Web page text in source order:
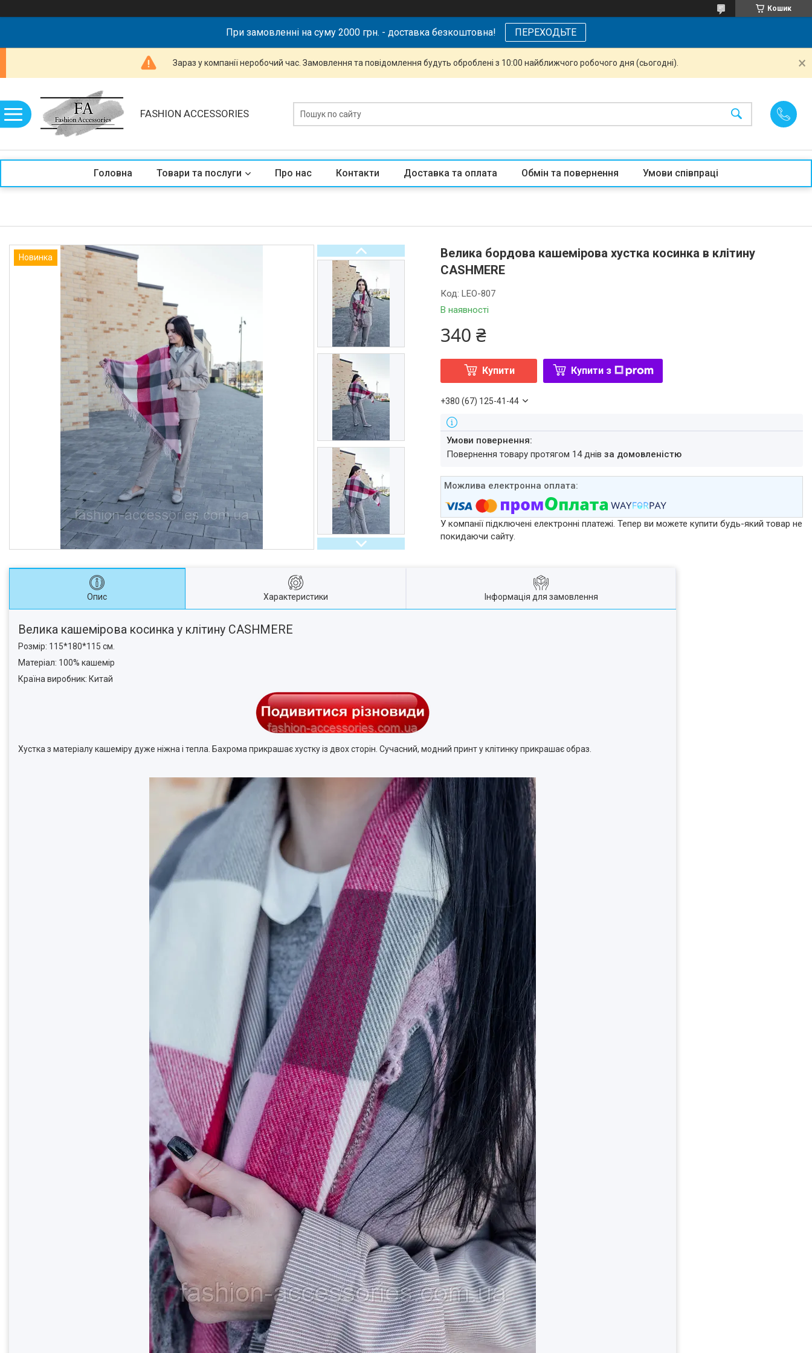
Кошик
При замовленні на суму 2000 грн. - доставка безкоштовна! ПЕРЕХОДЬТЕ
Зараз у компанії неробочий час. Замовлення та повідомлення будуть оброблені з 10:00 найближчого робочого дня (сьогодні).
FASHION ACCESSORIES
Головна Товари та послуги Про нас Контакти Доставка та оплата Обмін та повернення Умови співпраці
Новинка
Велика бордова кашемірова хустка косинка в клітину
CASHMERE
В наявності
Код:LEO-807
340 ₴
Купити Купити з
+380 (67) 125-41-44
повернення товару протягом 14 днівза домовленістю
У компанії підключені електронні платежі. Тепер ви можете купити будь-який товар не
покидаючи сайту.
Опис Характеристики Інформація для замовлення
Велика кашемірова косинка у клітину CASHMERE
Розмір: 115*180*115 см.
Матеріал: 100% кашемір
Країна виробник: Китай
Хустка з матеріалу кашеміру дуже ніжна і тепла. Бахрома прикрашає хустку із двох сторін. Сучасний, модний принт у клітинку прикрашає образ.